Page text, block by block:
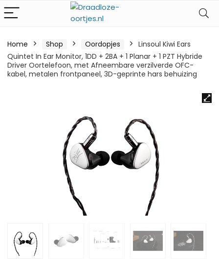
Home Shop Oordopjes
Linsoul Kiwi Ears
Quintet In Ear Monitor, 1DD + 2BA + 1 Planar + 1 PZT Hybride
Driver Oortelefoon, met Afneembare verzilverde OFC-
kabel, metalen frontpaneel, 3D-geprinte hars behuizing